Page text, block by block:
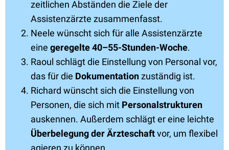
zeitlichen Abständen die Ziele der
Assistenzärzte zusammenfasst.
Neele wünscht sich für alle Assistenzärzte
eine geregelte 40–55-Stunden-Woche.
Raoul schlägt die Einstellung von Personal vor,
das für die Dokumentationzuständig ist.
Richard wünscht sich die Einstellung von
Personen, die sich mit Personalstrukturen
auskennen. Außerdem schlägt er eine leichte
Überbelegung der Ärzteschaftvor, um flexibel
agieren zu können.